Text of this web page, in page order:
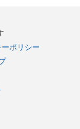
ーポリシー